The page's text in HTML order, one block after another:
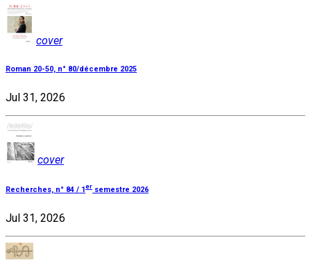
cover
Roman 20-50, n° 80/décembre 2025
Jul 31, 2026
cover
Recherches, n° 84 / 1 er semestre 2026
Jul 31, 2026